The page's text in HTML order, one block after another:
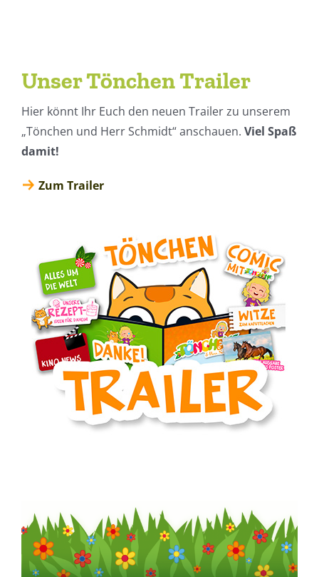
Unser Tönchen Trailer
Hier könnt Ihr Euch den neuen Trailer zu unserem
„Tönchen und Herr Schmidt“ anschauen. Viel Spaß
damit!
Zum Trailer